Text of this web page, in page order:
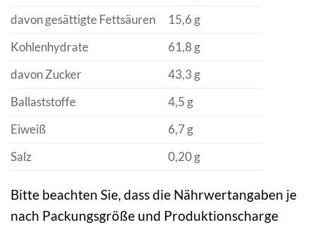
davon gesättigte Fettsäuren
15,6 g
Kohlenhydrate
61,8 g
davon Zucker
43,3 g
Ballaststoffe
4,5 g
Eiweiß
6,7 g
Salz
0,20 g
Bitte beachten Sie, dass die Nährwertangaben je
nach Packungsgröße und Produktionscharge